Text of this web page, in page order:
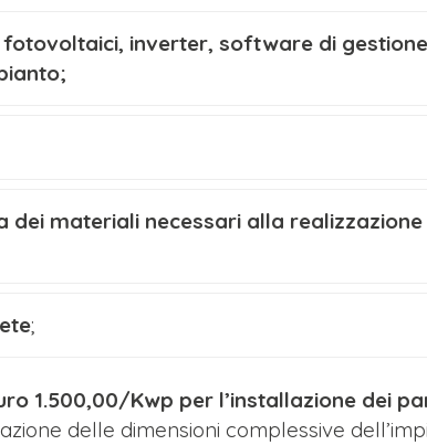
inverter, software di
dei materiali necessari alla
;
1.500,00/Kwp per l’installazione dei
delle dimensioni complessive